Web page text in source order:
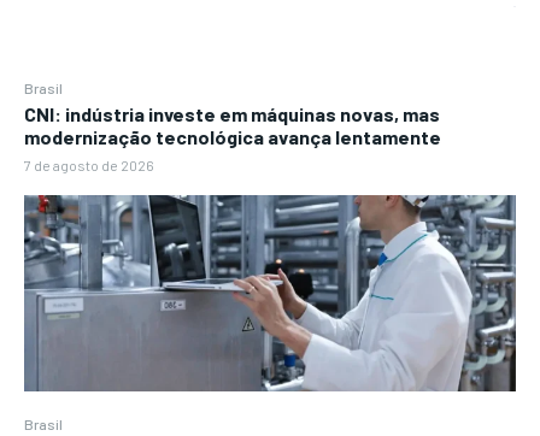
Brasil
CNI: indústria investe em máquinas novas, mas
modernização tecnológica avança lentamente
7 de agosto de 2026
Brasil